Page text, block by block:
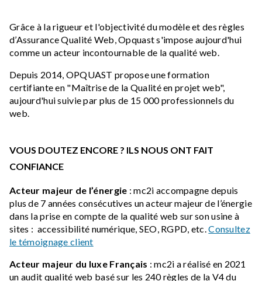
Grâce à la rigueur et l'objectivité du modèle et des règles
d’Assurance Qualité Web, Opquast s'impose aujourd'hui
comme un acteur incontournable de la qualité web.
Depuis 2014, OPQUAST propose une formation
certifiante en "Maîtrise de la Qualité en projet web",
aujourd'hui suivie par plus de 15 000 professionnels du
web.
VOUS DOUTEZ ENCORE ? ILS NOUS ONT FAIT
CONFIANCE
Acteur majeur de l’énergie : mc2i accompagne depuis
plus de 7 années consécutives un acteur majeur de l’énergie
dans la prise en compte de la qualité web sur son usine à
sites : accessibilité numérique, SEO, RGPD, etc.Consultez
le témoignage client
Acteur majeur du luxe Français : mc2i a réalisé en 2021
un audit qualité web basé sur les 240 règles de la V4 du